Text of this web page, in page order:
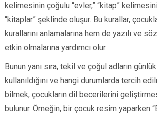
kelimesinin çoğulu “evler,” “kitap”
“kitaplar” şeklinde oluşur. Bu kurallar,
kurallarını anlamalarına hem de yazılı ve
etkin olmalarına yardımcı olur.
Bunun yanı sıra, tekil ve çoğul adların
kullanıldığını ve hangi durumlarda tercih
bilmek, çocukların dil becerilerini
bulunur. Örneğin, bir çocuk resim yaparken